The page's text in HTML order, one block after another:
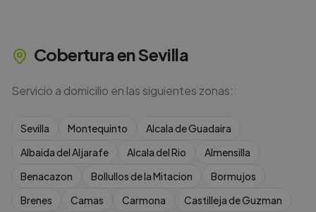
Cobertura enSevilla
Servicio a domicilio en las siguientes zonas:
Sevilla Montequinto
Alcala de Guadaira
Albaida del Aljarafe
Alcala del Rio
Almensilla
Benacazon
Bollullos de la Mitacion
Bormujos
Brenes
Camas Carmona
Castilleja de Guzman